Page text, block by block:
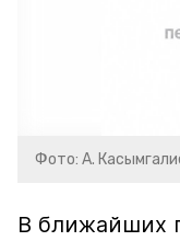
Фото: А.
В ближайших